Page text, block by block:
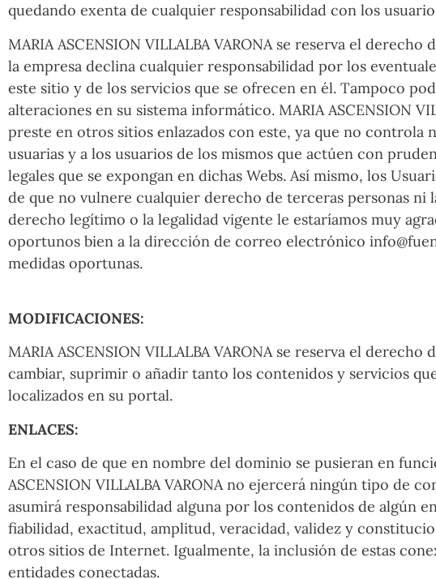
quedando exenta de cualquier responsabilidad con los
MARIA ASCENSION VILLALBA VARONA se reserva el
la empresa declina cualquier responsabilidad por los
este sitio y de los servicios que se ofrecen en él. Tampoco
alteraciones en su sistema informático. MARIA ASCENSION
preste en otros sitios enlazados con este, ya que no controla
usuarias y a los usuarios de los mismos que actúen con
legales que se expongan en dichas Webs. Así mismo, los
de que no vulnere cualquier derecho de terceras personas
derecho legítimo o la legalidad vigente le estaríamos muy
oportunos bien a la dirección de correo electrónico
medidas oportunas.
MODIFICACIONES:
MARIA ASCENSION VILLALBA VARONA se reserva el
cambiar, suprimir o añadir tanto los contenidos y servicios
localizados en su portal.
ENLACES:
En el caso de que en nombre del dominio se pusieran en
ASCENSION VILLALBA VARONA no ejercerá ningún tipo de
asumirá responsabilidad alguna por los contenidos de algún
fiabilidad, exactitud, amplitud, veracidad, validez y
otros sitios de Internet. Igualmente, la inclusión de estas
entidades conectadas.